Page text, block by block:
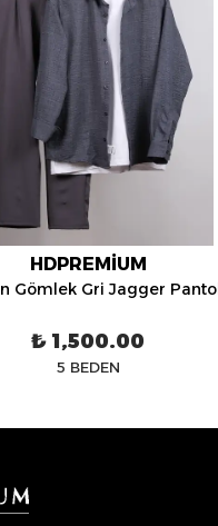
HDPREMİUM
₺ 1,500.00
5 BEDEN